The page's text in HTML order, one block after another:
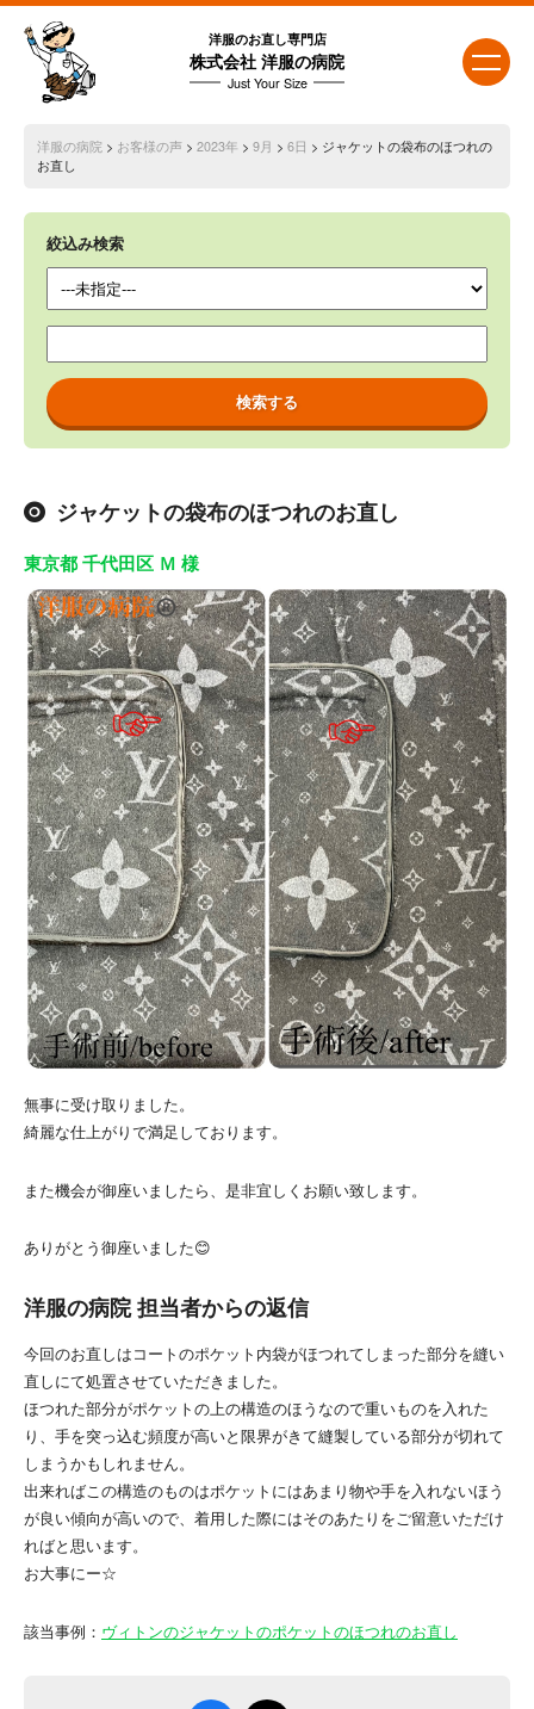
洋服のお直し専門店
株式会社 洋服の病院
Just Your Size
洋服の病院 > お客様の声> 2023年 > 9月 > 6日 > ジャケットの袋布のほつれの
お直し
絞込み検索
ジャケットの袋布のほつれのお直し
東京都 千代田区 Ｍ 様
無事に受け取りました。
綺麗な仕上がりで満足しております。
また機会が御座いましたら、是非宜しくお願い致します。
ありがとう御座いました😊
洋服の病院 担当者からの返信
今回のお直しはコートのポケット内袋がほつれてしまった部分を縫い
直しにて処置させていただきました。
ほつれた部分がポケットの上の構造のほうなので重いものを入れた
り、手を突っ込む頻度が高いと限界がきて縫製している部分が切れて
しまうかもしれません。
出来ればこの構造のものはポケットにはあまり物や手を入れないほう
が良い傾向が高いので、着用した際にはそのあたりをご留意いただけ
ればと思います。
お大事にー☆
該当事例： ヴィトンのジャケットのポケットのほつれのお直し